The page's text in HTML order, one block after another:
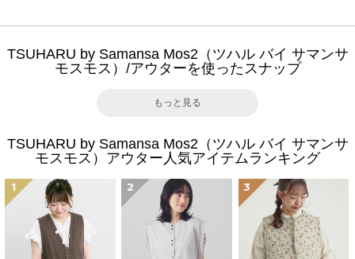
TSUHARU by Samansa Mos2（ツハル バイ サマンサ
モスモス）/アウターを使ったスナップ
もっと見る
TSUHARU by Samansa Mos2（ツハル バイ サマンサ
モスモス）アウター人気アイテムランキング
1 2 3